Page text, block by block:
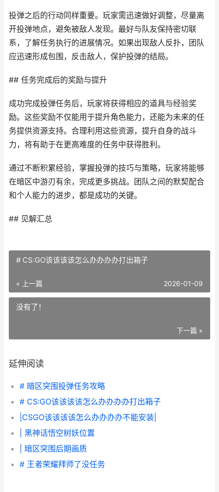
投弹之后的行动同样重要。玩家需迅速做好调整，尽量离
开投弹地点，避免被敌人发现。最好与队友保持密切联
系，了解任务执行的进展情况。如果出现敌人反扑，团队
应迅速形成包围，反击敌人，保护投弹的结局。
## 任务完成后的奖励与提升
成功完成投弹任务后，玩家将获得相应的道具与经验奖
励。这些奖励不仅能用于提升角色能力，还能为未来的任
务提供资源支持。合理利用这些资源，提升自身的战斗
力，将有助于在更高难度的任务中获得胜利。
通过不断积累经验，掌握投弹的技巧与策略，玩家将能够
在暗区中游刃有余，完成更多挑战。团队之间的默契配合
和个人能力的进步，都是成功的关键。
## 见解汇总
# CS:GO该该该该怎么办办办办打出箱子
« 上一篇 2026-01-09
没有了！
下一篇 »
延伸阅读
# 暗区突围投弹任务攻略
# CS:GO该该该该怎么办办办办打出箱子
|CSGO该该该该怎么办办办办不能安装|
| 黑神话悟空树妖位置
| 暗区突围后期画质
# 王者荣耀拜师了没任务